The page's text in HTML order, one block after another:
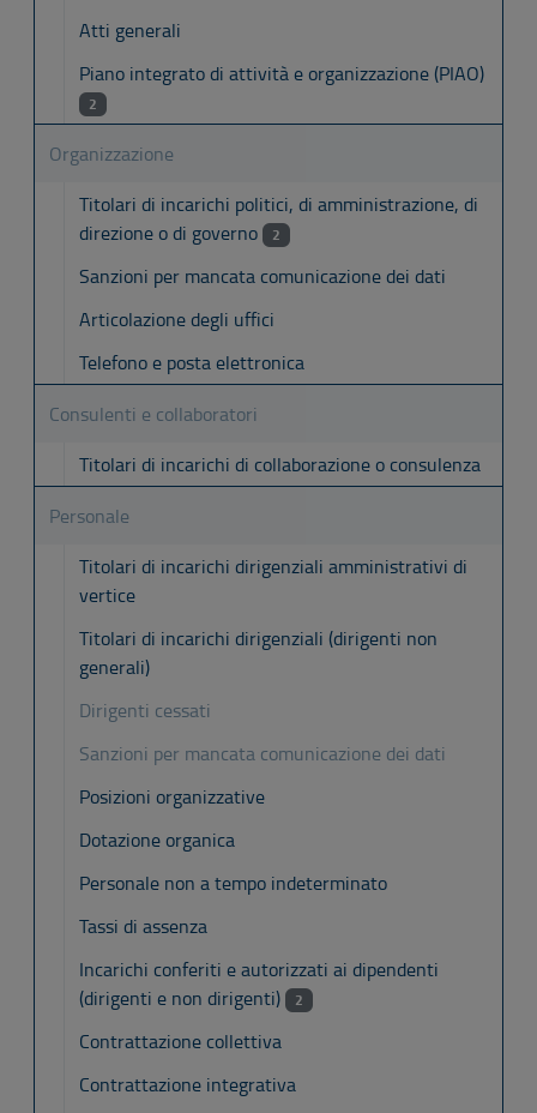
Atti generali
Piano integrato di attività e organizzazione (PIAO)
2
Organizzazione
Titolari di incarichi politici, di amministrazione, di
direzione o di governo
2
Sanzioni per mancata comunicazione dei dati
Articolazione degli uffici
Telefono e posta elettronica
Consulenti e collaboratori
Titolari di incarichi di collaborazione o consulenza
Personale
Titolari di incarichi dirigenziali amministrativi di
vertice
Titolari di incarichi dirigenziali (dirigenti non
generali)
Dirigenti cessati
Sanzioni per mancata comunicazione dei dati
Posizioni organizzative
Dotazione organica
Personale non a tempo indeterminato
Tassi di assenza
Incarichi conferiti e autorizzati ai dipendenti
(dirigenti e non dirigenti)
2
Contrattazione collettiva
Contrattazione integrativa